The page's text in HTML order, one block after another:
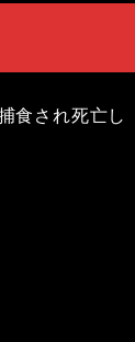
食され死亡し